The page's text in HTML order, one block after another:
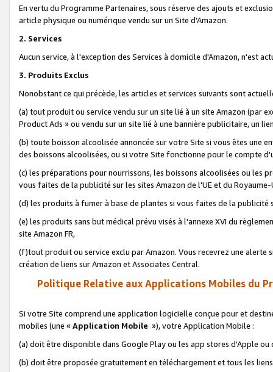
En vertu du Programme Partenaires, sous réserve des ajouts et
article physique ou numérique vendu sur un Site d'Amazon.
2. Services
Aucun service, à l'exception des Services à domicile d'Amazon, n'est
3. Produits Exclus
Nonobstant ce qui précède, les articles et services suivants sont
(a) tout produit ou service vendu sur un site lié à un site Amazon (par
Product Ads » ou vendu sur un site lié à une bannière publicitaire, un
(b) toute boisson alcoolisée annoncée sur votre Site si vous êtes une
des boissons alcoolisées, ou si votre Site fonctionne pour le compte
(c) les préparations pour nourrissons, les boissons alcoolisées ou les
vous faites de la publicité sur les sites Amazon de l'UE et du Royaume-
(d) les produits à fumer à base de plantes si vous faites de la publicité
(e) les produits sans but médical prévu visés à l'annexe XVI du
site Amazon FR,
(f)tout produit ou service exclu par Amazon. Vous recevrez une alerte
création de liens sur Amazon et Associates Central.
Politique Relative aux Applications Mobiles du
Si votre Site comprend une application logicielle conçue pour et
mobiles (une « Application Mobile »), votre Application Mobile :
(a) doit être disponible dans Google Play ou les app stores d'Apple ou
(b) doit être proposée gratuitement en téléchargement et tous les